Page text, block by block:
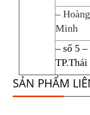
–
Minh
– số 5
SẢN PHẨM